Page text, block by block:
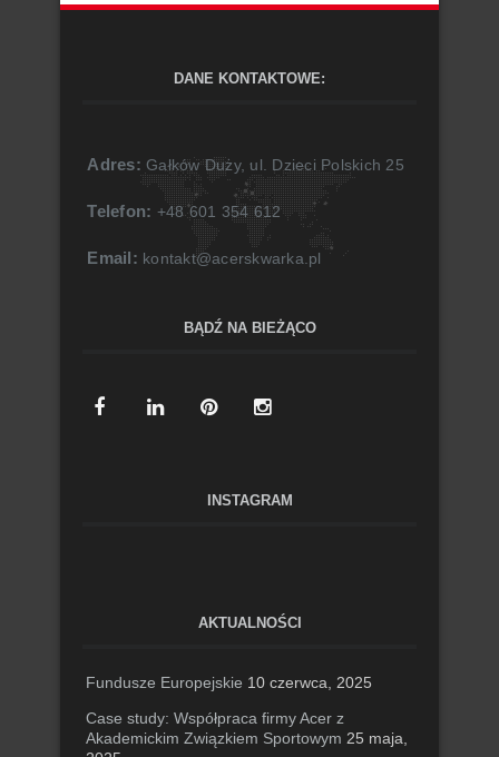
DANE KONTAKTOWE:
Adres: Gałków Duży, ul. Dzieci Polskich 25
Telefon: +48 601 354 612
Email: kontakt@acerskwarka.pl
BĄDŹ NA BIEŻĄCO
INSTAGRAM
AKTUALNOŚCI
Fundusze Europejskie 10 czerwca, 2025
Case study: Współpraca firmy Acer z
Akademickim Związkiem Sportowym 25 maja,